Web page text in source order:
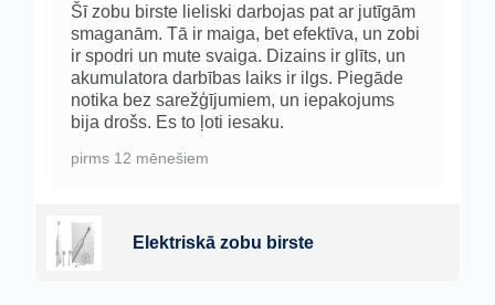
Šī zobu birste lieliski darbojas pat ar jutīgām
smaganām. Tā ir maiga, bet efektīva, un zobi
ir spodri un mute svaiga. Dizains ir glīts, un
akumulatora darbības laiks ir ilgs. Piegāde
notika bez sarežģījumiem, un iepakojums
bija drošs. Es to ļoti iesaku.
pirms 12 mēnešiem
Elektriskā zobu birste